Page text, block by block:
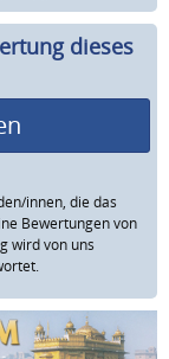
dieses
innen, die das
Bewertungen von
wird von uns